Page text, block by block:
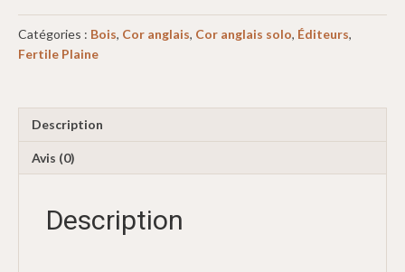
Catégories : Bois, Cor anglais, Cor anglais solo, Éditeurs,
Fertile Plaine
Description
Avis (0)
Description